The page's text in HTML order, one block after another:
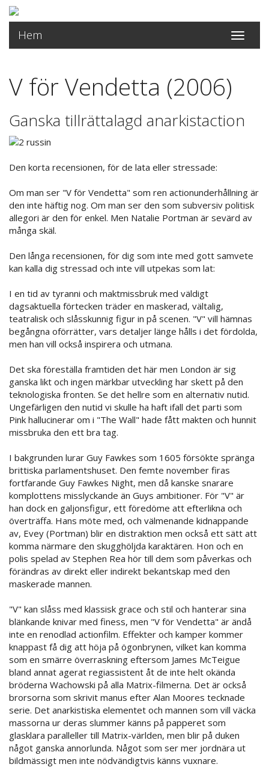
Toggle
Hem
V för Vendetta (2006)
Ganska tillrättalagd anarkistaction
Den korta recensionen, för de lata eller stressade:
Om man ser "V för Vendetta" som ren actionunderhållning är
den inte häftig nog. Om man ser den som subversiv politisk
allegori är den för enkel. Men Natalie Portman är sevärd av
många skäl.
Den långa recensionen, för dig som inte med gott samvete
kan kalla dig stressad och inte vill utpekas som lat:
I en tid av tyranni och maktmissbruk med väldigt
dagsaktuella förtecken träder en maskerad, vältalig,
teatralisk och slåsskunnig figur in på scenen. "V" vill hämnas
begångna oförrätter, vars detaljer länge hålls i det fördolda,
men han vill också inspirera och utmana.
Det ska föreställa framtiden det här men London är sig
ganska likt och ingen märkbar utveckling har skett på den
teknologiska fronten. Se det hellre som en alternativ nutid.
Ungefärligen den nutid vi skulle ha haft ifall det parti som
Pink hallucinerar om i "The Wall" hade fått makten och hunnit
missbruka den ett bra tag.
I bakgrunden lurar Guy Fawkes som 1605 försökte spränga
brittiska parlamentshuset. Den femte november firas
fortfarande Guy Fawkes Night, men då kanske snarare
komplottens misslyckande än Guys ambitioner. För "V" är
han dock en galjonsfigur, ett föredöme att efterlikna och
överträffa. Hans möte med, och välmenande kidnappande
av, Evey (Portman) blir en distraktion men också ett sätt att
komma närmare den skugghöljda karaktären. Hon och en
polis spelad av Stephen Rea hör till dem som påverkas och
förändras av direkt eller indirekt bekantskap med den
maskerade mannen.
"V" kan slåss med klassisk grace och stil och hanterar sina
blänkande knivar med finess, men "V för Vendetta" är ändå
inte en renodlad actionfilm. Effekter och kamper kommer
knappast få dig att höja på ögonbrynen, vilket kan komma
som en smärre överraskning eftersom James McTeigue
bland annat agerat regiassistent åt de inte helt okända
bröderna Wachowski på alla Matrix-filmerna. Det är också
brorsorna som skrivit manus efter Alan Moores tecknade
serie. Det anarkistiska elementet och mannen som vill väcka
massorna ur deras slummer känns på papperet som
glasklara paralleller till Matrix-världen, men blir på duken
något ganska annorlunda. Något som ser mer jordnära ut
bildmässigt men inte nödvändigtvis känns vuxnare.